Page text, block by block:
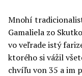
Mnohí
Gamaliela zo
vo veľrade istý
ktorého si vážil
chvíľu von 35 a im